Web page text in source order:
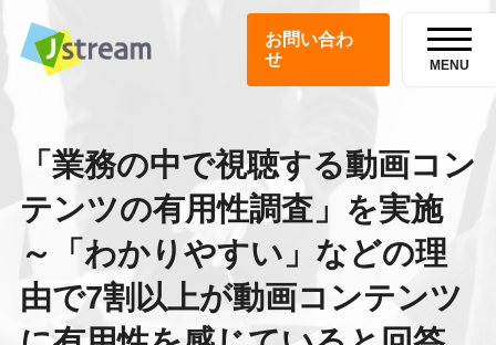
お問い合わ
せ
MENU
「業務の中で視聴する動画コン
テンツの有用性調査」を実施
～「わかりやすい」などの理
由で7割以上が動画コンテンツ